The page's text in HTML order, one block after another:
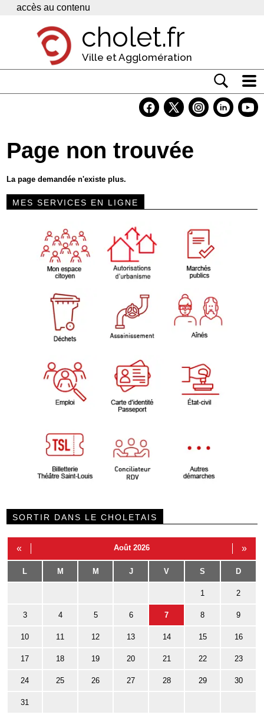
Panneau de gestion des cookies
accès au contenu
cholet.fr
Ville et Agglomération
Economie
Services
Contacts
Page non trouvée
La page demandée n'existe plus.
MES SERVICES EN LIGNE
SORTIR DANS LE CHOLETAIS
« Août 2026 »
L M M J V S D
1 2
3 4 5 6 7 8 9
10 11 12 13 14 15 16
17 18 19 20 21 22 23
24 25 26 27 28 29 30
31